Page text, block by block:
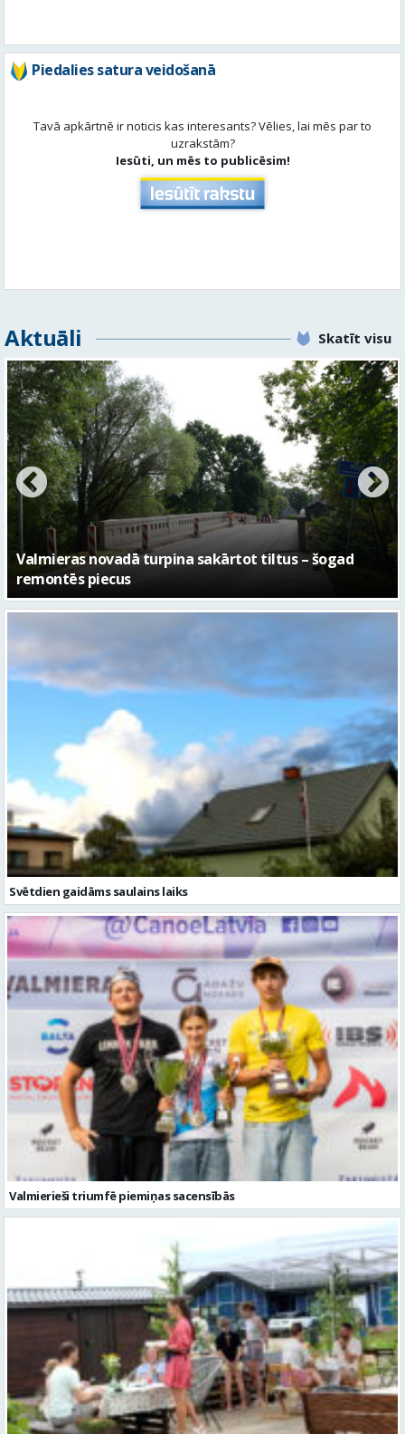
Piedalies satura veidošanā
Tavā apkārtnē ir noticis kas interesants? Vēlies, lai mēs par to
uzrakstām?
Iesūti, un mēs to publicēsim!
Aktuāli Skatīt visu
No pagaidu teātra līdz laikmetīgās kultūras centram
– kā attīstīsies “Kurtuve”
Svētdien gaidāms saulains laiks
Valmierieši triumfē piemiņas sacensībās